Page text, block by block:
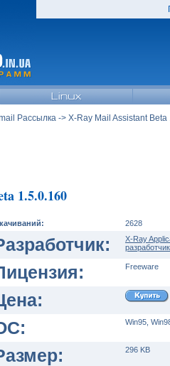
Рассылка -> X-Ray Mail Assistant Beta
1.5.0.160
2628
X-Ray
Freeware
Win95,
296 KB